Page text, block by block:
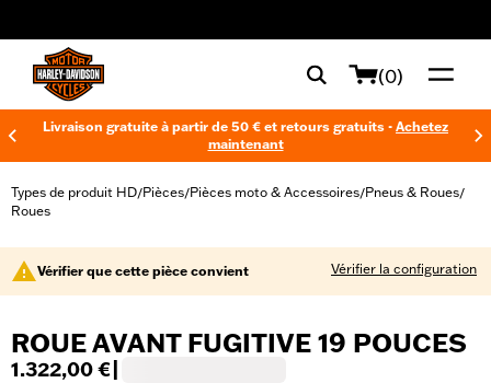
(0)
Livraison gratuite à partir de 50 € et retours gratuits - Achetez
maintenant
Types de produit HD/Pièces/Pièces moto & Accessoires/Pneus & Roues/
Roues
Vérifier que cette pièce convient Vérifier la configuration
ROUE AVANT FUGITIVE 19 POUCES
1.322,00 €